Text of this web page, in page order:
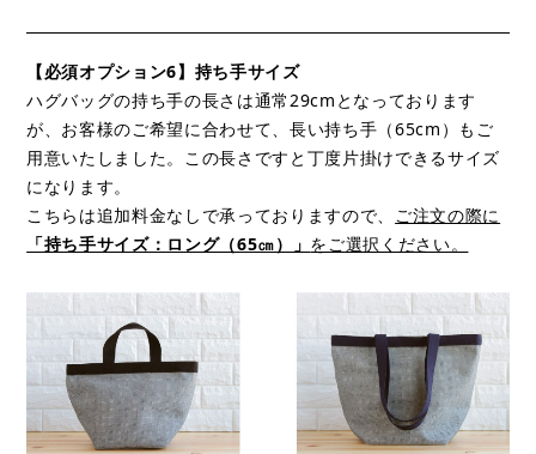
【必須オプション6】持ち手サイズ
ハグバッグの持ち手の長さは通常29cmとなっております
が、お客様のご希望に合わせて、長い持ち手（65cm）もご
用意いたしました。この長さですと丁度片掛けできるサイズ
になります。
こちらは追加料金なしで承っておりますので、 ご注文の際に
「持ち手サイズ：ロング（65㎝）」 をご選択ください。